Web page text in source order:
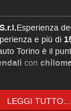
Esperienza
e più di
Torino è il
con
con le
LEGGI TUTTO...